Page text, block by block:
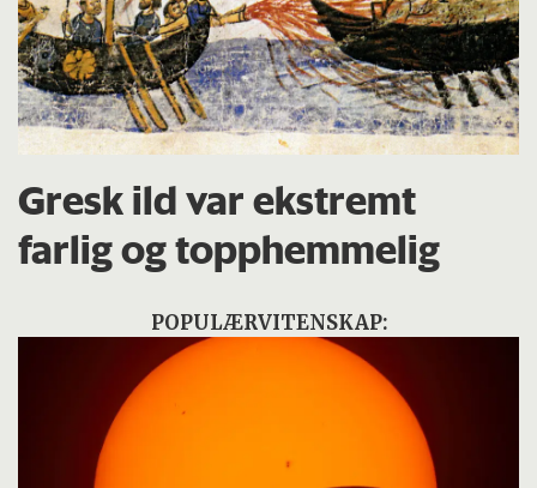
Gresk ild var ekstremt
farlig og topphemmelig
POPULÆRVITENSKAP: